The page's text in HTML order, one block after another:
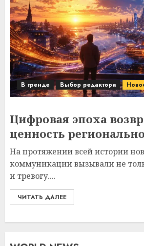
В тренде Выбор редактора
Цифровая эпоха
ценность
На протяжении всей истории
коммуникации вызывали не
и тревогу....
ЧИТАТЬ ДАЛЕЕ